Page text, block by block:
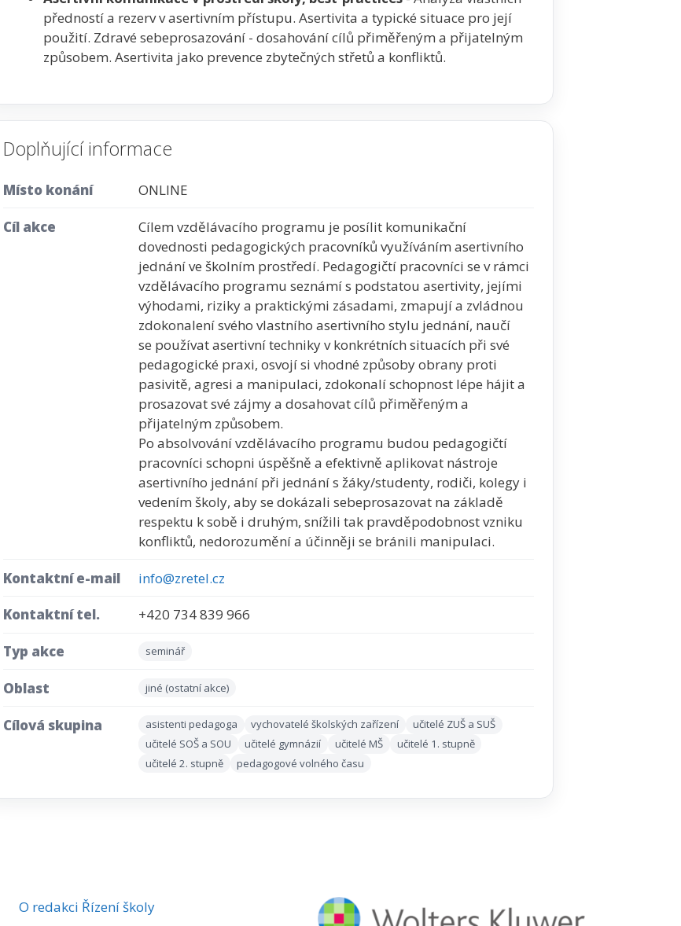
předností a rezerv v asertivním přístupu. Asertivita a typické situace pro její
použití. Zdravé sebeprosazování - dosahování cílů přiměřeným a přijatelným
způsobem. Asertivita jako prevence zbytečných střetů a konfliktů.
Doplňující informace
Místo konání ONLINE
Cíl akce
Cílem vzdělávacího programu je posílit komunikační
dovednosti pedagogických pracovníků využíváním asertivního
jednání ve školním prostředí. Pedagogičtí pracovníci se v rámci
vzdělávacího programu seznámí s podstatou asertivity, jejími
výhodami, riziky a praktickými zásadami, zmapují a zvládnou
zdokonalení svého vlastního asertivního stylu jednání, naučí
se používat asertivní techniky v konkrétních situacích při své
pedagogické praxi, osvojí si vhodné způsoby obrany proti
pasivitě, agresi a manipulaci, zdokonalí schopnost lépe hájit a
prosazovat své zájmy a dosahovat cílů přiměřeným a
přijatelným způsobem.
Po absolvování vzdělávacího programu budou pedagogičtí
pracovníci schopni úspěšně a efektivně aplikovat nástroje
asertivního jednání při jednání s žáky/studenty, rodiči, kolegy i
vedením školy, aby se dokázali sebeprosazovat na základě
respektu k sobě i druhým, snížili tak pravděpodobnost vzniku
konfliktů, nedorozumění a účinněji se bránili manipulaci.
Kontaktní e-mail info@zretel.cz
Kontaktní tel. +420 734 839 966
Typ akce seminář
Oblast jiné (ostatní akce)
Cílová skupina asistenti pedagoga vychovatelé školských zařízení
učitelé ZUŠ a SUŠ
učitelé SOŠ a SOU
učitelé gymnázií učitelé MŠ
učitelé 1. stupně
učitelé 2. stupně
pedagogové volného času
O redakci Řízení školy